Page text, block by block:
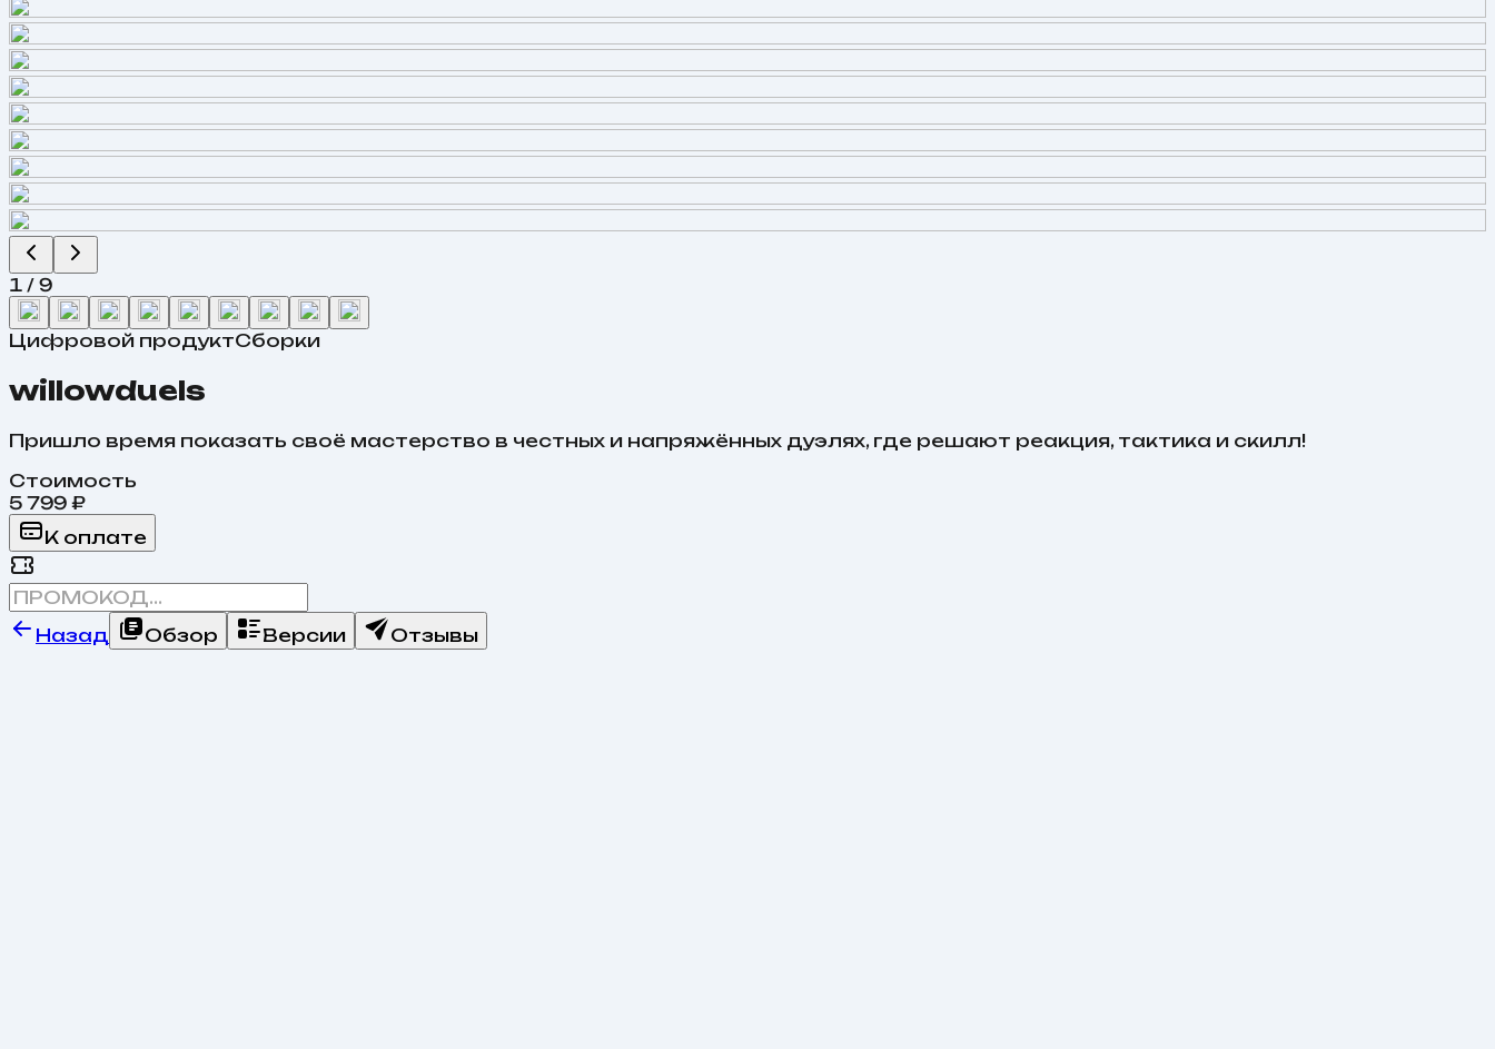
1 / 9
Цифровой продуктСборки
willowduels
Пришло время показать своё мастерство в честных и напряжённых дуэлях, где решают реакция, тактика и скилл!
Стоимость
5 799 ₽
К оплате
Назад Обзор Версии Отзывы